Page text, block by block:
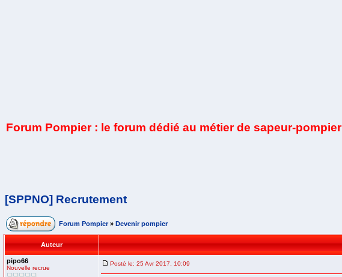
Forum Pompier : le forum dédié au métier de sapeur-pompier
[SPPNO] Recrutement
Forum Pompier » Devenir pompier
Auteur
pipo66
Nouvelle recrue
Posté le: 25 Avr 2017, 10:09